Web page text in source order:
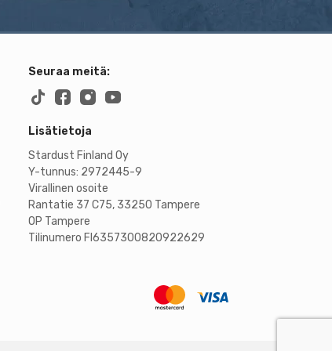
Seuraa meitä:
Lisätietoja
Stardust Finland Oy
Y-tunnus: 2972445-9
Virallinen osoite
Rantatie 37 C75, 33250 Tampere
OP Tampere
Tilinumero FI6357300820922629